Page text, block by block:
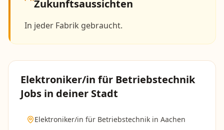
Zukunftsaussichten
In jeder Fabrik gebraucht.
Elektroniker/in für Betriebstechnik
Jobs in deiner Stadt
Elektroniker/in für Betriebstechnik in Aachen